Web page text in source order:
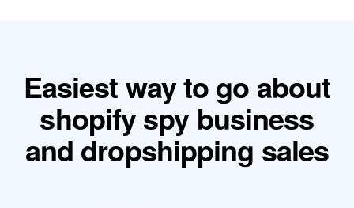
Easiest way to go about
shopify spy business
and dropshipping sales